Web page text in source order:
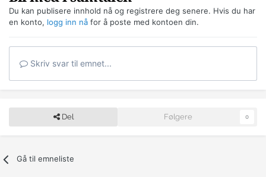
Du kan publisere innhold nå og registrere deg senere. Hvis du har
en konto, logg inn nå for å poste med kontoen din.
Skriv svar til emnet...
Del Følgere 0
Gå til emneliste